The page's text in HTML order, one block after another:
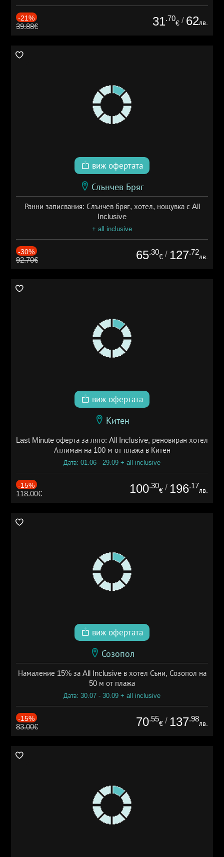
-21%
39.88€ 31.70
€ / 62лв.
виж офертата
Слънчев Бряг
Ранни записвания: Слънчев бряг, хотел, нощувка с All
Inclusive
+ all inclusive
-30%
92.70€ 65.30
€ / 127.72
лв.
виж офертата
Китен
Last Minute оферта за лято: All Inclusive, реновиран хотел
Атлиман на 100 м от плажа в Китен
Дата: 01.06 - 29.09 + all inclusive
-15%
118.00€ 100.30
€ / 196.17
лв.
виж офертата
Созопол
Намаление 15% за All Inclusive в хотел Съни, Созопол на
50 м от плажа
Дата: 30.07 - 30.09 + all inclusive
-15%
83.00€ 70.55
€ / 137.98
лв.